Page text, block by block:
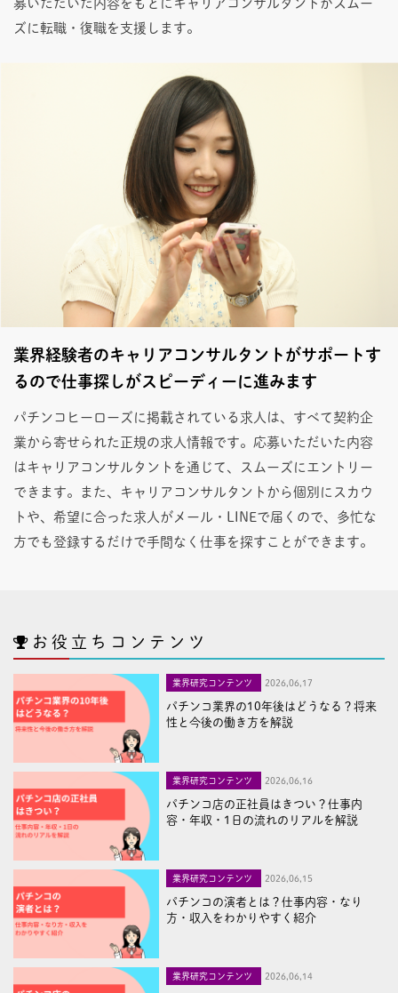
募いただいた内容をもとにキャリアコンサルタントがスムー
ズに転職・復職を支援します。
業界経験者のキャリアコンサルタントがサポートす
るので仕事探しがスピーディーに進みます
パチンコヒーローズに掲載されている求人は、すべて契約企
業から寄せられた正規の求人情報です。応募いただいた内容
はキャリアコンサルタントを通じて、スムーズにエントリー
できます。また、キャリアコンサルタントから個別にスカウ
トや、希望に合った求人がメール・LINEで届くので、多忙な
方でも登録するだけで手間なく仕事を探すことができます。
お役立ちコンテンツ
業界研究コンテンツ 2026,06,17
パチンコ業界の10年後はどうなる？将来
性と今後の働き方を解説
業界研究コンテンツ 2026,06,16
パチンコ店の正社員はきつい？仕事内
容・年収・1日の流れのリアルを解説
業界研究コンテンツ 2026,06,15
パチンコの演者とは？仕事内容・なり
方・収入をわかりやすく紹介
業界研究コンテンツ 2026,06,14